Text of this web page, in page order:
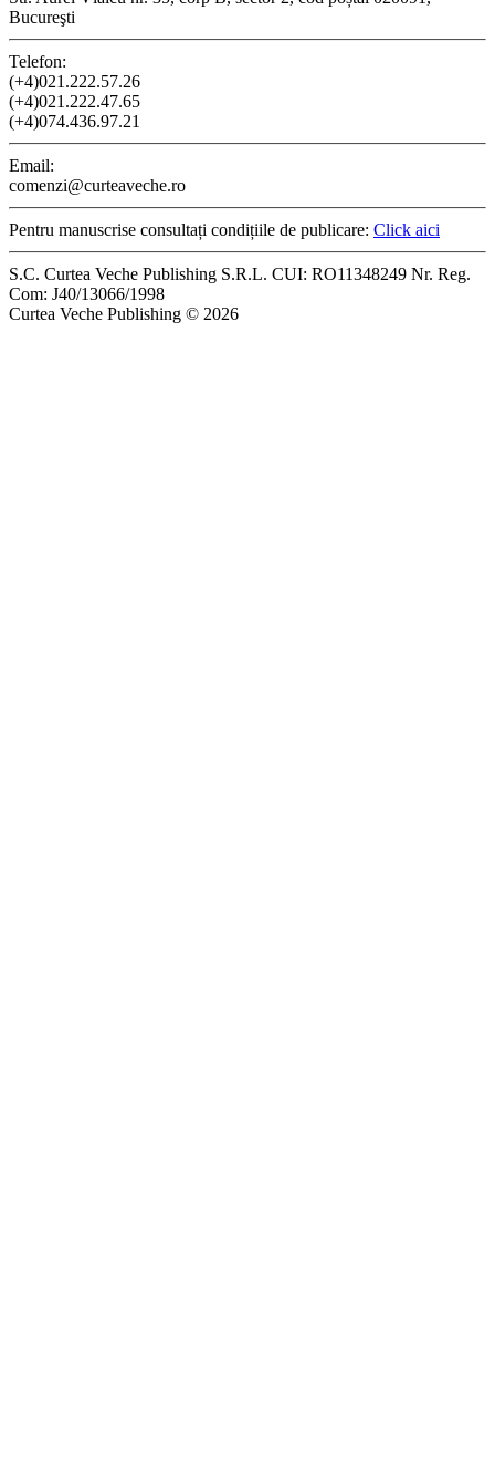
Bucureşti
Telefon:
(+4)021.222.57.26
(+4)021.222.47.65
(+4)074.436.97.21
Email:
comenzi@curteaveche.ro
Pentru manuscrise consultați condițiile de publicare: Click aici
S.C. Curtea Veche Publishing S.R.L. CUI: RO11348249 Nr. Reg.
Com: J40/13066/1998
Curtea Veche Publishing © 2026